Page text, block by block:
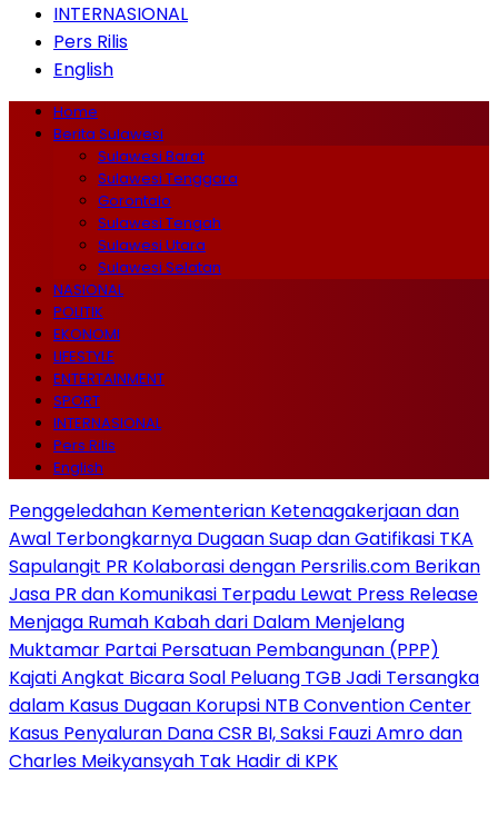
INTERNASIONAL
Pers Rilis
English
Home
Berita Sulawesi
Sulawesi Barat
Sulawesi Tenggara
Gorontalo
Sulawesi Tengah
Sulawesi Utara
Sulawesi Selatan
NASIONAL
POLITIK
EKONOMI
LIFESTYLE
ENTERTAINMENT
SPORT
INTERNASIONAL
Pers Rilis
English
Penggeledahan Kementerian Ketenagakerjaan dan
Awal Terbongkarnya Dugaan Suap dan Gatifikasi TKA
Sapulangit PR Kolaborasi dengan Persrilis.com Berikan
Jasa PR dan Komunikasi Terpadu Lewat Press Release
Menjaga Rumah Kabah dari Dalam Menjelang
Muktamar Partai Persatuan Pembangunan (PPP)
Kajati Angkat Bicara Soal Peluang TGB Jadi Tersangka
dalam Kasus Dugaan Korupsi NTB Convention Center
Kasus Penyaluran Dana CSR BI, Saksi Fauzi Amro dan
Charles Meikyansyah Tak Hadir di KPK